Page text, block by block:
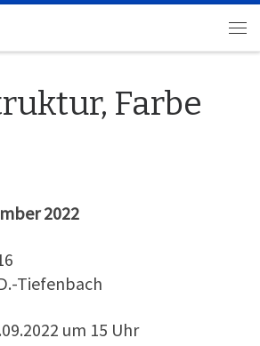
Farbe
2022
Tiefenbach
um 15 Uhr